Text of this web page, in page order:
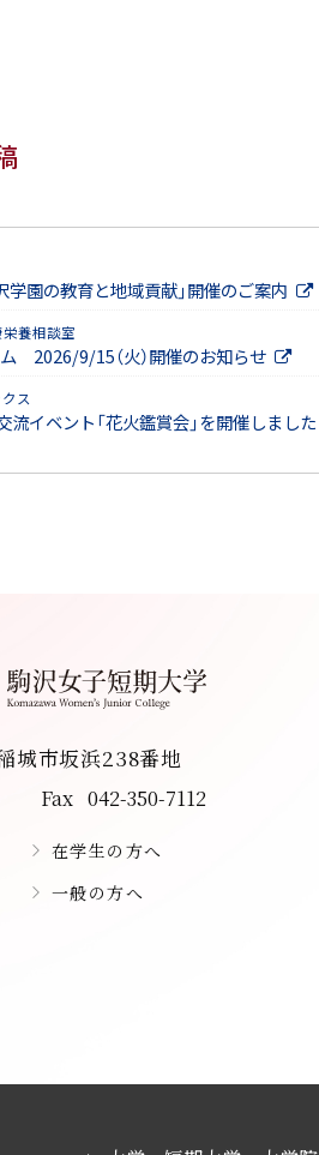
学園の教育と地域貢献」開催のご案内
養相談室
2026/9/15（火）開催のお知らせ
ス
流イベント「花火鑑賞会」を開催しました
城市坂浜238番地
Fax 042-350-7112
在学生の方へ
一般の方へ